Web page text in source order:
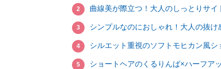
2 曲線美が際立つ！大人のしっとりサイ
3 シンプルなのにおしゃれ！大人の抜け
4 シルエット重視のソフトモヒカン風シ
5 ショートヘアのくるりんぱ×ハーフア